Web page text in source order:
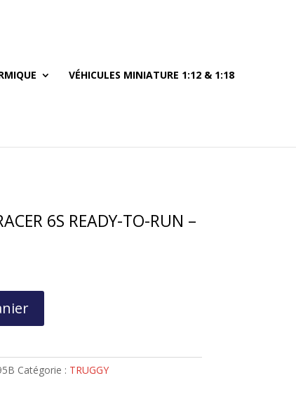
VÉHICULES MINIATURE 1:12 & 1:18
6S READY-TO-RUN –
Catégorie : TRUGGY